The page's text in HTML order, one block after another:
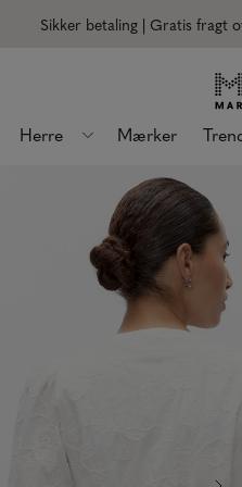
Sikker betaling | Gratis fragt
Herre Mærker